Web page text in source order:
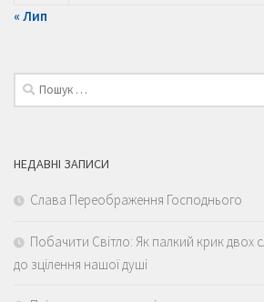
« Лип
Пошук:
НЕДАВНІ ЗАПИСИ
Слава Переображення Господнього
Побачити Світло: Як палкий крик двох
до зцілення нашої душі